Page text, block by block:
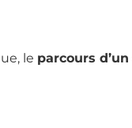
le parcours